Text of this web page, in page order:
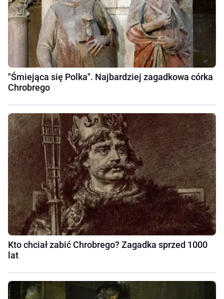
"Śmiejąca się Polka". Najbardziej zagadkowa córka
Chrobrego
Kto chciał zabić Chrobrego? Zagadka sprzed 1000
lat